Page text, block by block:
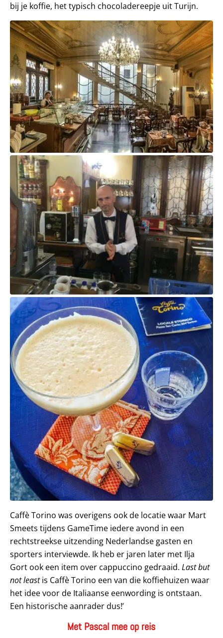
bij je koffie, het typisch chocoladereepje uit Turijn.
Caffè Torino was overigens ook de locatie waar Mart
Smeets tijdens GameTime iedere avond in een
rechtstreekse uitzending Nederlandse gasten en
sporters interviewde. Ik heb er jaren later met Ilja
Gort ook een item over cappuccino gedraaid. Last but
not leastis Caffè Torino een van die koffiehuizen waar
het idee voor de Italiaanse eenwording is ontstaan.
Een historische aanrader dus!’
Met Pascal mee op reis